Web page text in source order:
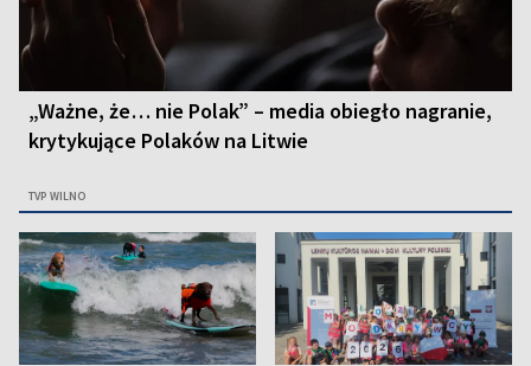
„Ważne, że… nie Polak” – media obiegło nagranie,
krytykujące Polaków na Litwie
TVP WILNO